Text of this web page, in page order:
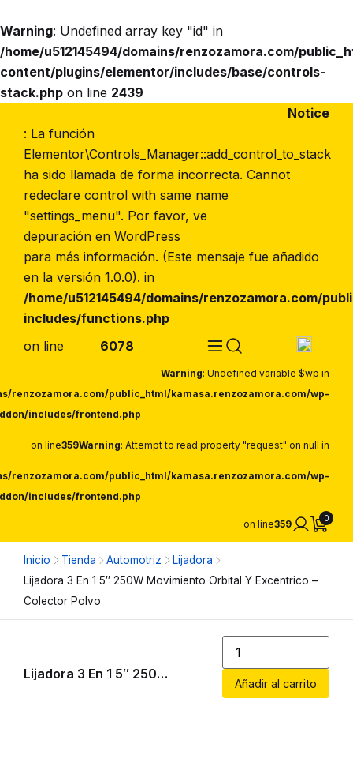
Warning: Undefined array key "id" in
/home/u512145494/domains/renzozamora.com/
content/plugins/elementor/includes/base/controls-
stack.php on line 2439
Notice
: La función
Elementor\Controls_Manager::add_control_to_stack
ha sido llamada de forma incorrecta. Cannot
redeclare control with same name
"settings_menu". Por favor, ve
depuración en WordPress
para más información. (Este mensaje fue añadido
en la versión 1.0.0). in
/home/u512145494/domains/renzozamora.com/
includes/functions.php
on line
6078
Warning: Undefined variable $wp in
renzozamora.com/public_html/kamasa.renzozamora.com/wp-
includes/frontend.php
on line359Warning: Attempt to read property "request" on null in
renzozamora.com/public_html/kamasa.renzozamora.com/wp-
includes/frontend.php
on line359 0
Inicio Tienda Automotriz
Lijadora
Lijadora 3 En 1 5″ 250W Movimiento Orbital Y Excentrico –
Colector Polvo
Lijadora 3 En 1 5″ 250W Movimiento Orbital Y Excentrico – Colector Polvo
Añadir al carrito
Peso